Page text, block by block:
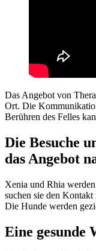
Das Angebot von
Ort. Die
Berühren des Felles
Die Besuche
das Angebot
Xenia und Rhia
suchen sie den
Die Hunde werden
Eine gesunde